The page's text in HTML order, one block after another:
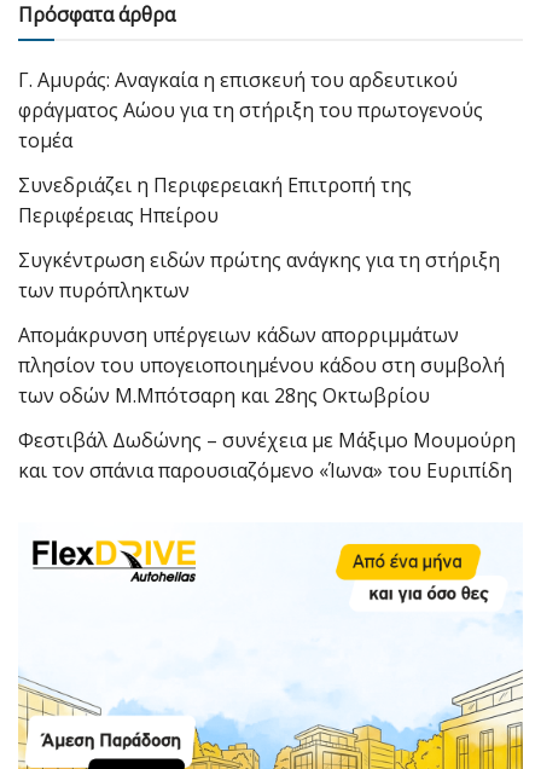
Πρόσφατα άρθρα
Γ. Αμυράς: Αναγκαία η επισκευή του αρδευτικού
φράγματος Αώου για τη στήριξη του πρωτογενούς
τομέα
Συνεδριάζει η Περιφερειακή Επιτροπή της
Περιφέρειας Ηπείρου
Συγκέντρωση ειδών πρώτης ανάγκης για τη στήριξη
των πυρόπληκτων
Απομάκρυνση υπέργειων κάδων απορριμμάτων
πλησίον του υπογειοποιημένου κάδου στη συμβολή
των οδών Μ.Μπότσαρη και 28ης Οκτωβρίου
Φεστιβάλ Δωδώνης – συνέχεια με Μάξιμο Μουμούρη
και τον σπάνια παρουσιαζόμενο «Ίωνα» του Ευριπίδη